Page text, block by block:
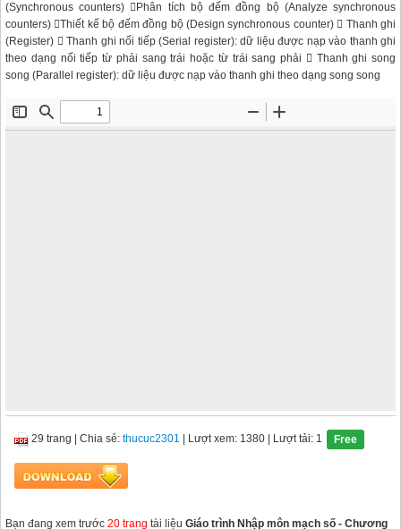
(Synchronous counters) Phân tích bộ đếm đồng bộ (Analyze synchronous
counters) Thiết kế bộ đếm đồng bộ (Design synchronous counter)  Thanh ghi
(Register)  Thanh ghi nối tiếp (Serial register): dữ liệu được nạp vào thanh ghi
theo dạng nối tiếp từ phải sang trái hoặc từ trái sang phải  Thanh ghi song
song (Parallel register): dữ liệu được nạp vào thanh ghi theo dạng song song
29 trang Chia sẻ: thucuc2301 | Lượt xem: 1380 | Lượt tải: 1 Free
Bạn đang xem trước 20 trang tài liệu Giáo trình Nhập môn mạch số - Chương